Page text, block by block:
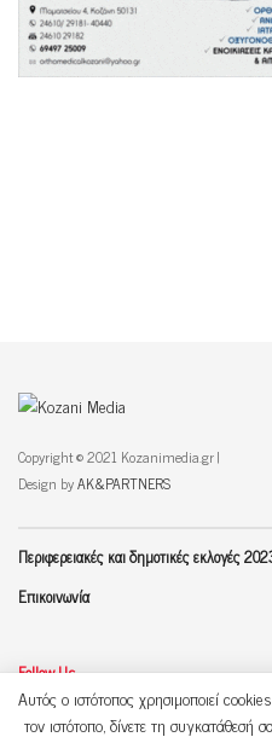
Copyright © 2021 Kozanimedia.gr |
Design byAK&PARTNERS
Περιφερειακές και δημοτικές εκλογές
Επικοινωνία
Follow Us
Αυτός ο ιστότοπος χρησιμοποιεί
τον ιστότοπο, δίνετε τη συγκατάθεσή